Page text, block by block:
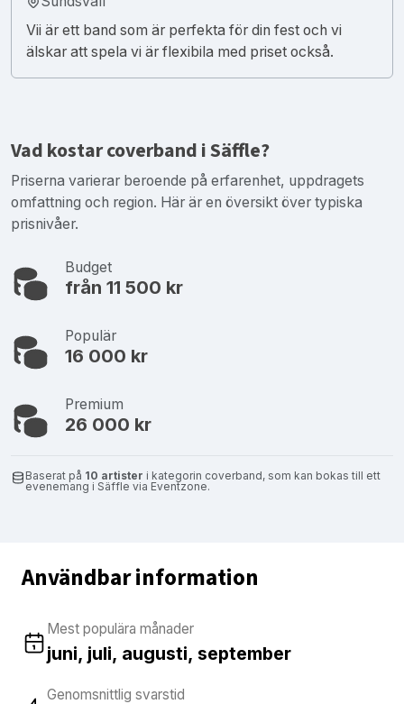
Vii är ett band som är perfekta för din fest och vi
älskar att spela vi är flexibila med priset också.
Vad kostar coverband i Säffle?
Priserna varierar beroende på erfarenhet, uppdragets
omfattning och region. Här är en översikt över typiska
prisnivåer.
Budget
från 11 500 kr
Populär
16 000 kr
Premium
26 000 kr
Baserat på 10 artister i kategorin coverband, som kan bokas till ett
evenemang i Säffle via Eventzone.
Användbar information
Mest populära månader
juni, juli, augusti, september
Genomsnittlig svarstid